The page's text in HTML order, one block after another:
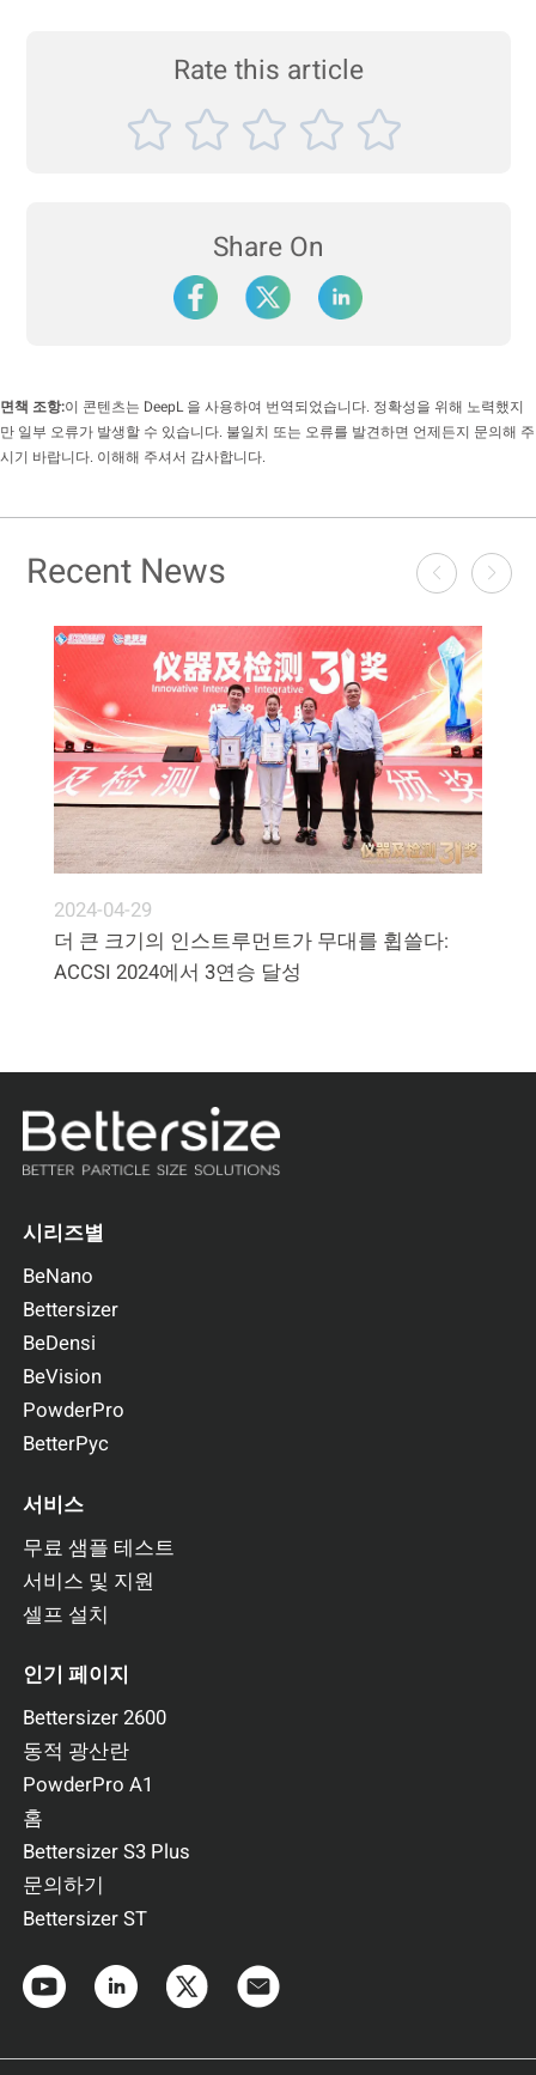
Rate this article
Share On
면책 조항:이 콘텐츠는 DeepL 을 사용하여 번역되었습니다. 정확성을 위해 노력했지
만 일부 오류가 발생할 수 있습니다. 불일치 또는 오류를 발견하면 언제든지 문의해 주
시기 바랍니다. 이해해 주셔서 감사합니다.
Recent News
2024-04-29
더 큰 크기의 인스트루먼트가 무대를 휩쓸다:
ACCSI 2024에서 3연승 달성
시리즈별
BeNano
Bettersizer
BeDensi
BeVision
PowderPro
BetterPyc
서비스
무료 샘플 테스트
서비스 및 지원
셀프 설치
인기 페이지
Bettersizer 2600
동적 광산란
PowderPro A1
홈
Bettersizer S3 Plus
문의하기
Bettersizer ST